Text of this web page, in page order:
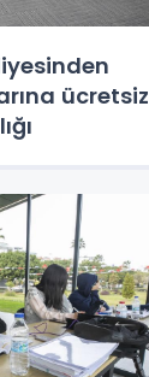
ücretsiz